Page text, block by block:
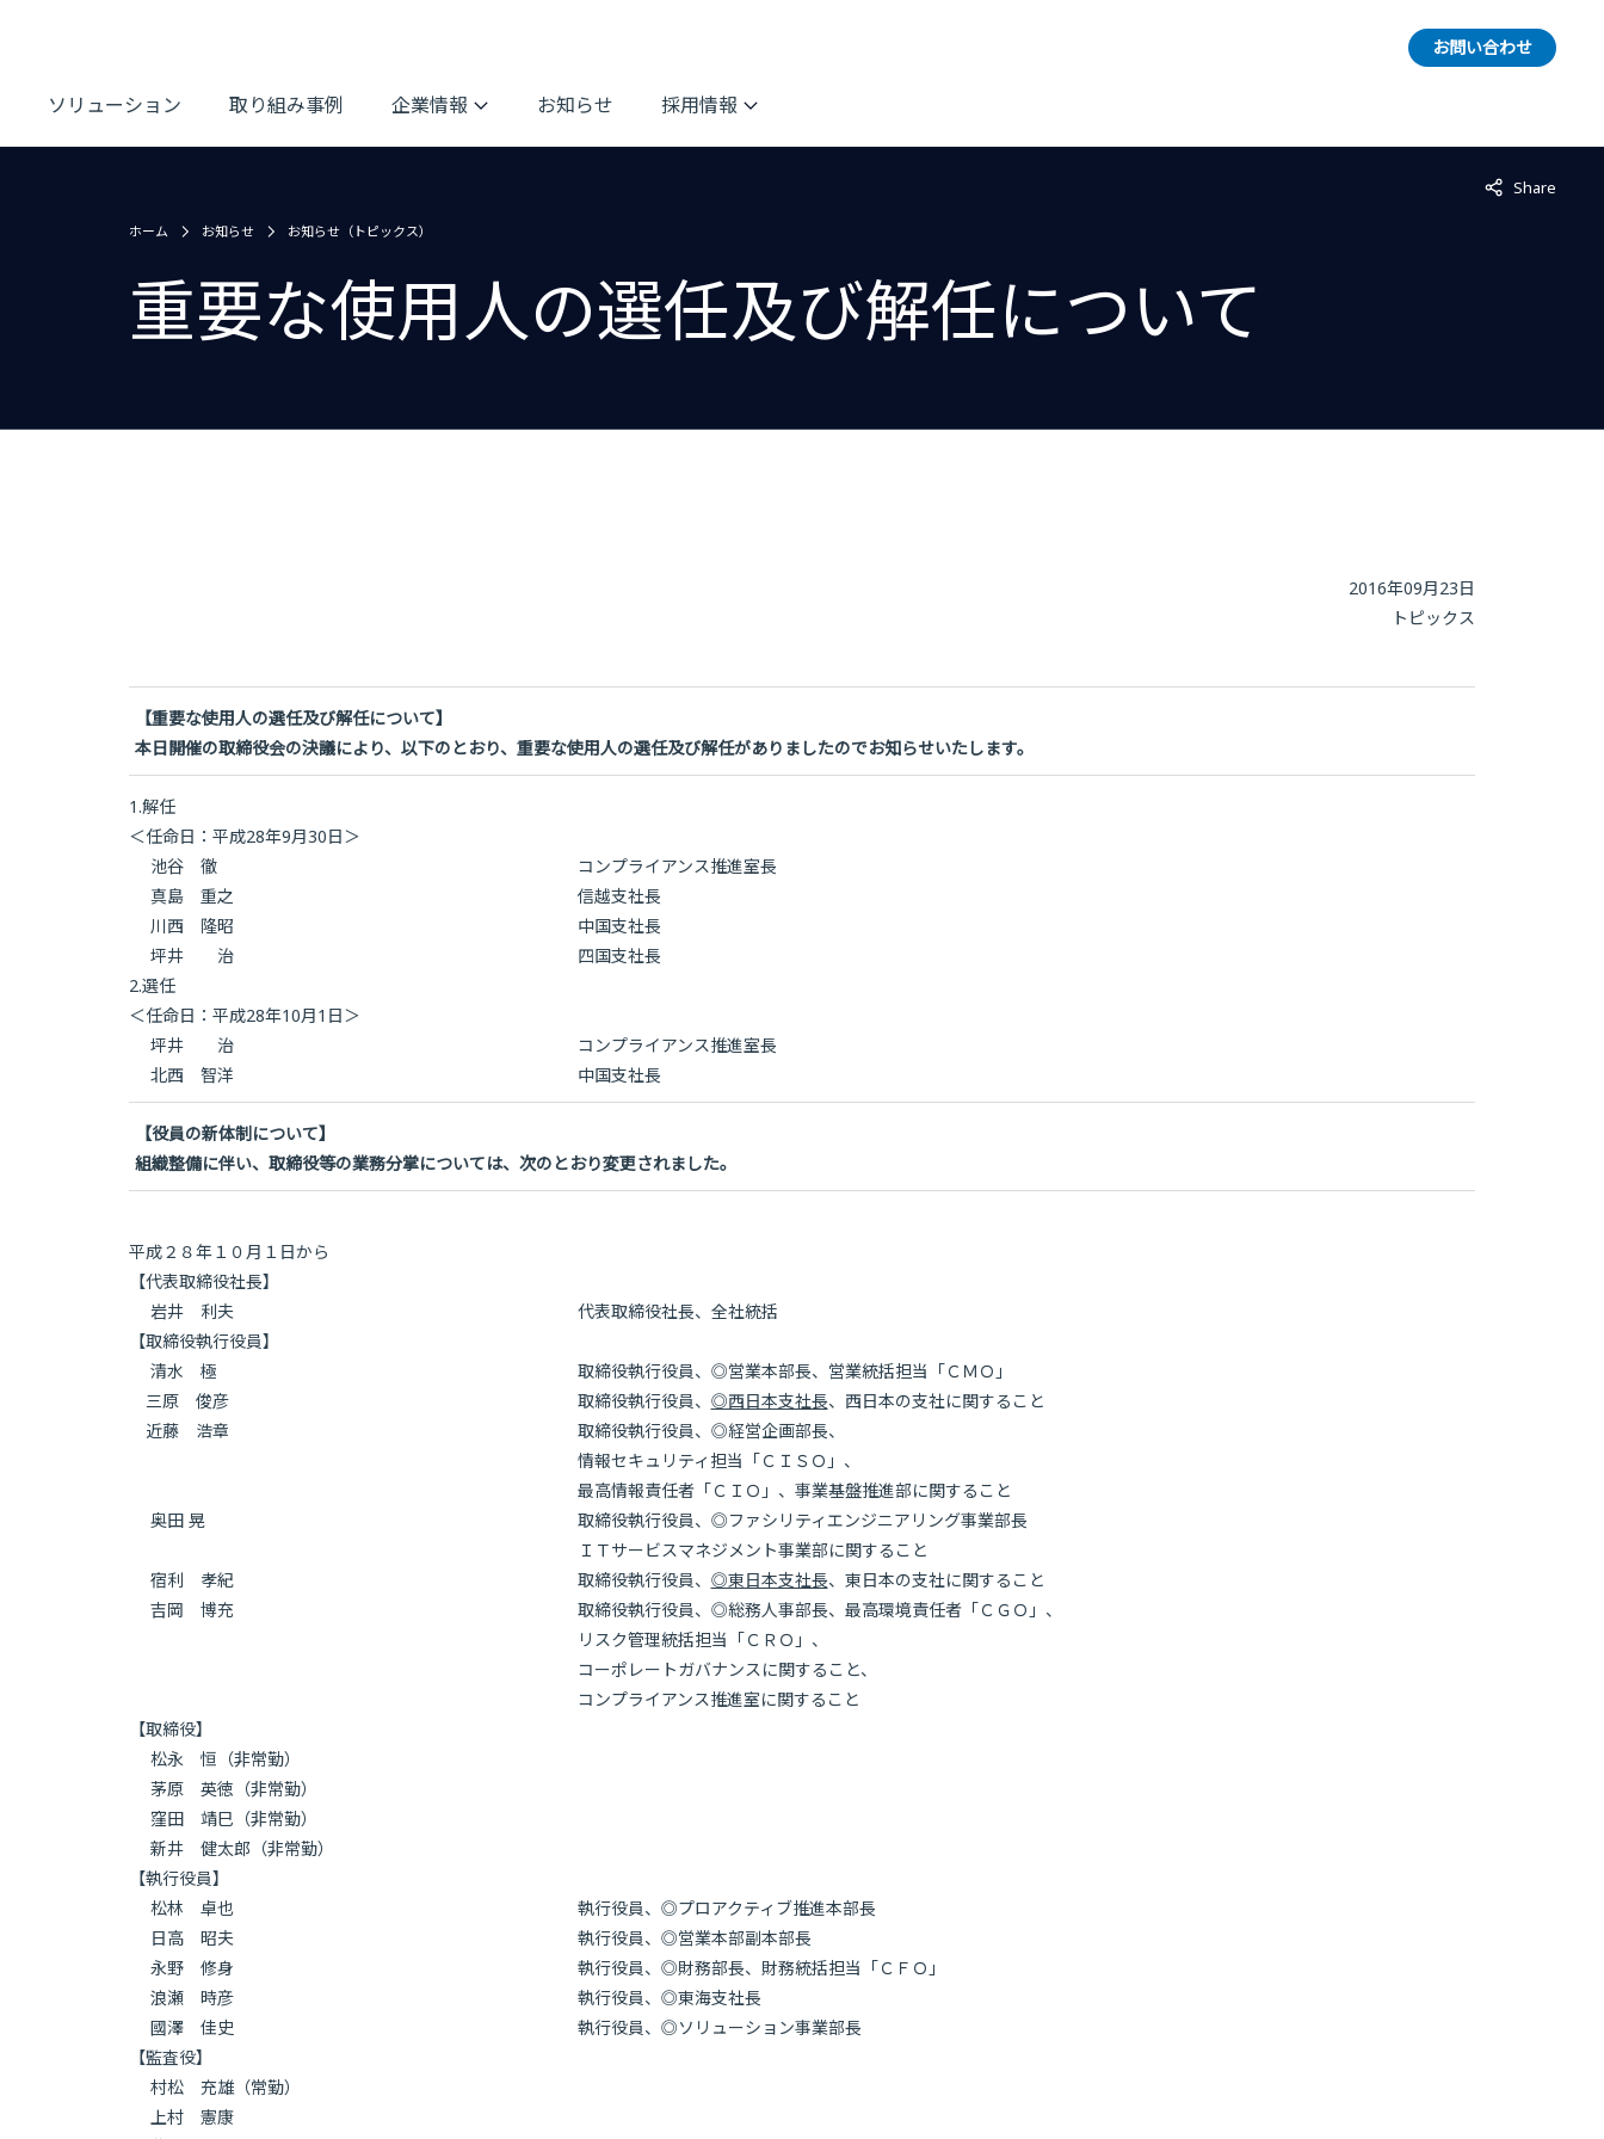
お問い合わせ
ソリューション 取り組み事例 企業情報 お知らせ 採用情報
ホーム お知らせ お知らせ（トピックス）
重要な使用人の選任及び解任について
Share
Not displayed
2016年09月23日
トピックス
【重要な使用人の選任及び解任について】
本日開催の取締役会の決議により、以下のとおり、重要な使用人の選任及び解任がありましたのでお知らせいたします。
1.解任
＜任命日：平成28年9月30日＞
池谷 徹
真島 重之
川西 隆昭
坪井 治
2.選任
＜任命日：平成28年10月1日＞
坪井 治
北西 智洋
コンプライアンス推進室長
信越支社長
中国支社長
四国支社長
コンプライアンス推進室長
中国支社長
【役員の新体制について】
組織整備に伴い、取締役等の業務分掌については、次のとおり変更されました。
平成２８年１０月１日から
【代表取締役社長】
岩井 利夫
【取締役執行役員】
清水 極
三原 俊彦
近藤 浩章
奥田 晃
宿利 孝紀
吉岡 博充
【取締役】
松永 恒（非常勤）
茅原 英徳（非常勤）
窪田 靖巳（非常勤）
新井 健太郎（非常勤）
【執行役員】
松林 卓也
日高 昭夫
永野 修身
浪瀬 時彦
國澤 佳史
【監査役】
村松 充雄（常勤）
上村 憲康
代表取締役社長、全社統括
取締役執行役員、◎営業本部長、営業統括担当「ＣＭＯ」
取締役執行役員、 ◎西日本支社長、西日本の支社に関すること
取締役執行役員、◎経営企画部長、
情報セキュリティ担当「ＣＩＳＯ」、
最高情報責任者「ＣＩＯ」、事業基盤推進部に関すること
取締役執行役員、◎ファシリティエンジニアリング事業部長
ＩＴサービスマネジメント事業部に関すること
取締役執行役員、 ◎東日本支社長、東日本の支社に関すること
取締役執行役員、◎総務人事部長、最高環境責任者「ＣＧＯ」、
リスク管理統括担当「ＣＲＯ」、
コーポレートガバナンスに関すること、
コンプライアンス推進室に関すること
執行役員、◎プロアクティブ推進本部長
執行役員、◎営業本部副本部長
執行役員、◎財務部長、財務統括担当「ＣＦＯ」
執行役員、◎東海支社長
執行役員、◎ソリューション事業部長